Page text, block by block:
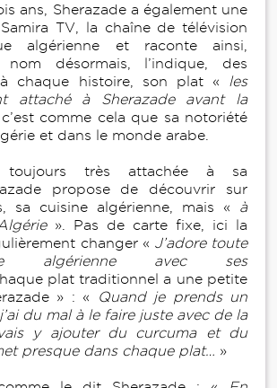
ans, Sherazade a également une
TV, la chaîne de télévision
algérienne et raconte ainsi,
désormais, l’indique, des
chaque histoire, son plat «
les
attaché à Sherazade avant la
comme cela que sa notoriété
et dans le monde arabe.
toujours très attachée à sa
propose de découvrir sur
sa cuisine algérienne, mais « à
». Pas de carte fixe, ici la
changer « J’adore toute
algérienne avec ses
plat traditionnel a une petite
» : «
Quand je prends un
du mal à le faire juste avec de la
y ajouter du curcuma et du
presque dans chaque plat… »